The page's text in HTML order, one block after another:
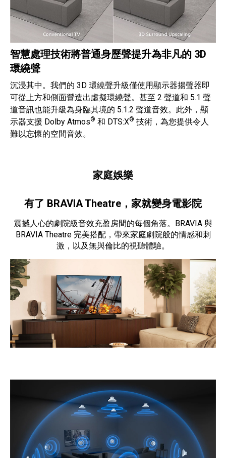
智慧處理技術將普通身歷聲提升為非凡的 3D
環繞聲
沉浸其中。我們的 3D 環繞聲升級僅使用顯示器揚聲器即
可從上方和側面營造出虛擬環繞聲。甚至 2 聲道和 5.1 聲
道音訊也能升級為身臨其境的 5.1.2 聲道音效。此外，顯
示器支援 Dolby Atmos® 和 DTS:X® 技術，為您提供令人
難以忘懷的空間音效。
家庭娛樂
有了 BRAVIA Theatre，家就變身電影院
震撼人心的劇院級音效充盈房間的每個角落。BRAVIA 與
BRAVIA Theatre 完美搭配，帶來家庭劇院般的情感和刺
激，以及無與倫比的視聽體驗。